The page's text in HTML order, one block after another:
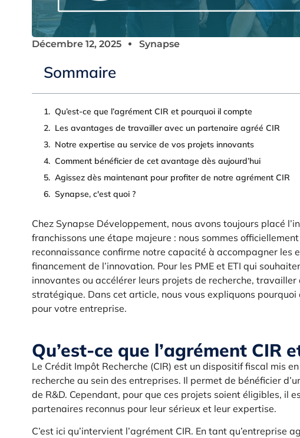
Décembre 12, 2025 Synapse
Sommaire
Qu’est-ce que l’agrément CIR et pourquoi il compte
Les avantages de travailler avec un partenaire agréé CIR
Notre expertise au service de vos projets innovants
Comment bénéficier de cet avantage dès aujourd’hui
Agissez dès maintenant pour profiter de notre agrément CIR
Synapse, c'est quoi ?
Chez Synapse Développement, nous avons toujours placé
franchissons une étape majeure : nous sommes
reconnaissance confirme notre capacité à accompagner
financement de l’innovation. Pour les PME et ETI qui
innovantes ou accélérer leurs projets de recherche,
stratégique. Dans cet article, nous vous expliquons
pour votre entreprise.
Qu’est-ce que l’agrément CIR
Le Crédit Impôt Recherche (CIR) est un dispositif fiscal mis
recherche au sein des entreprises. Il permet de bénéficier
de R&D. Cependant, pour que ces projets soient éligibles, il
partenaires reconnus pour leur sérieux et leur expertise.
C’est ici qu’intervient l’agrément CIR. En tant